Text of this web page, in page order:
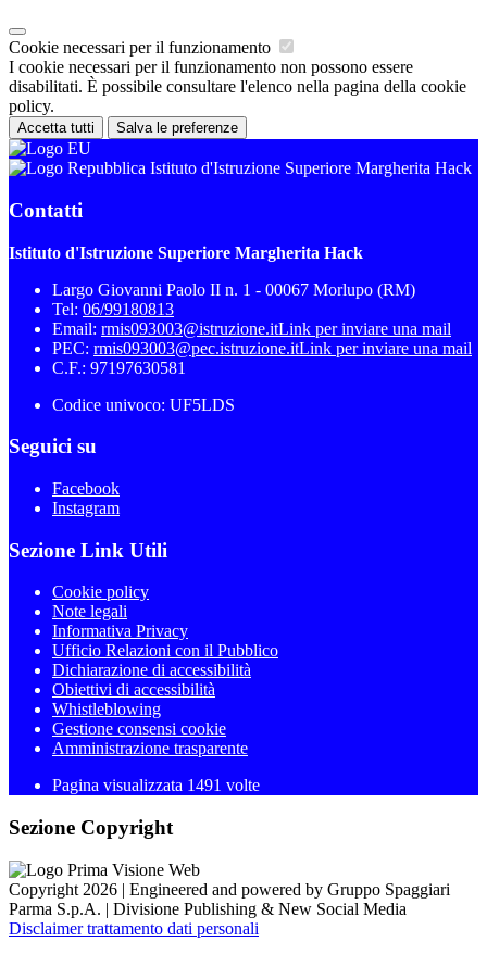
Cookie necessari per il funzionamento
I cookie necessari per il funzionamento non possono essere
disabilitati. È possibile consultare l'elenco nella pagina della cookie
policy.
Accetta tutti Salva le preferenze
Istituto d'Istruzione Superiore Margherita Hack
Contatti
Istituto d'Istruzione Superiore Margherita Hack
Largo Giovanni Paolo II n. 1 - 00067 Morlupo (RM)
Tel: 06/99180813
Email: rmis093003@istruzione.itLink per inviare una mail
PEC: rmis093003@pec.istruzione.itLink per inviare una mail
C.F.: 97197630581
Codice univoco: UF5LDS
Seguici su
Facebook
Instagram
Sezione Link Utili
Cookie policy
Note legali
Informativa Privacy
Ufficio Relazioni con il Pubblico
Dichiarazione di accessibilità
Obiettivi di accessibilità
Whistleblowing
Gestione consensi cookie
Amministrazione trasparente
Pagina visualizzata 1491 volte
Sezione Copyright
Copyright 2026 | Engineered and powered by Gruppo Spaggiari
Parma S.p.A. | Divisione Publishing & New Social Media
Disclaimer trattamento dati personali